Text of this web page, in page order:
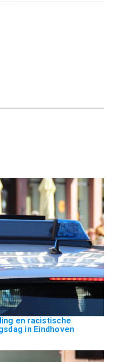
en racistische
in Eindhoven